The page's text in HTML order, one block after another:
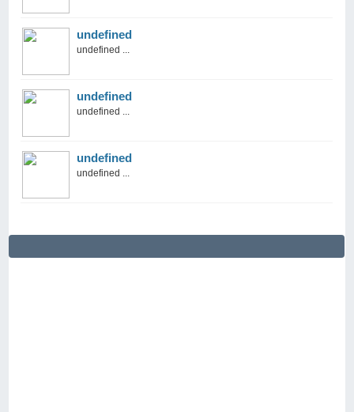
undefined
undefined ...
undefined
undefined ...
undefined
undefined ...